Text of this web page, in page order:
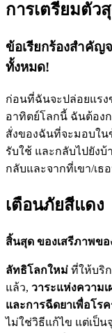
การเตรียมตัว
ข้อเรียกร้องสำคัญ
ทั้งหมด!
ก่อนที่ฉันจะปล่อยแรง
อาทิตย์โลกนี้ ฉันต้อง
สั่งของฉันที่จะมอบใน
รับใช้ และกลับไปยังบ้
กลับและจากที่เขา/เธ
เตือนภัยสีแดง
สิ้นสุด ของเสรีภาพขอ
ลัทธิโลกใหม่ ที่ให้บริ
แล้ว, วาระแห่งความเ
และการฉีดยาเพื่อโร
ไม่ใช่วิธีแก้ไข แต่เป็น